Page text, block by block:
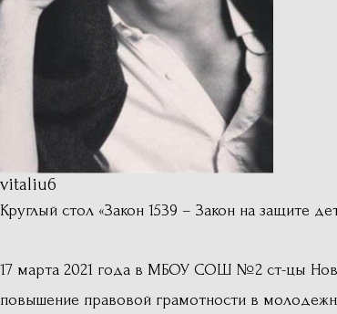
vitaliu6
Круглый стол «Закон 1539 – Закон на защите
17 марта 2021 года в МБОУ СОШ №2 ст-цы
повышение правовой грамотности в